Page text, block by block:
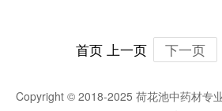
首页 上一页 下一页
Copyright © 2018-2025 荷花池中药材专